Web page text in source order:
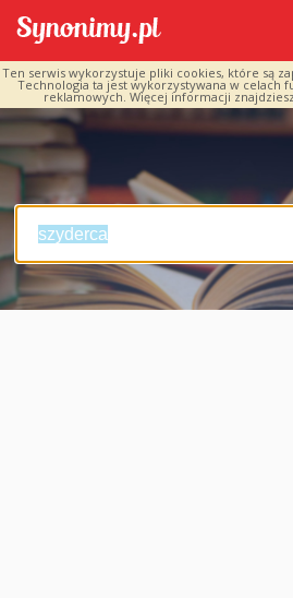
Ten serwis wykorzystuje pliki cookies, które są
Technologia ta jest wykorzystywana w celach
reklamowych. Więcej informacji